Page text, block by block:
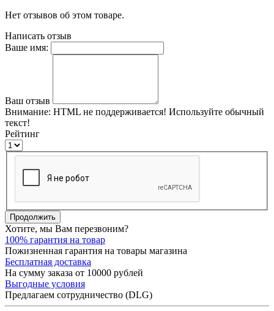
Нет отзывов об этом товаре.
Написать отзыв
Ваше имя:
Ваш отзыв
Внимание: HTML не поддерживается! Используйте обычный
текст!
Рейтинг
Продолжить
Хотите, мы Вам перезвоним?
100% гарантия на товар
Пожизненная гарантия на товары магазина
Бесплатная доставка
На сумму заказа от 10000 рублей
Выгодные условия
Предлагаем сотрудничество (DLG)